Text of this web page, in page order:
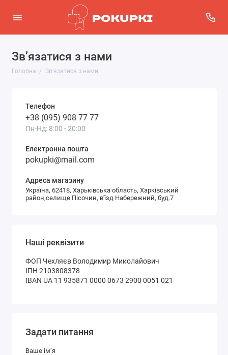
Зв’язатися з нами
Головна Зв’язатися з нами
Телефон
+38 (095) 908 77 77
Пн-Нд: 8:00 - 20:00
Електронна пошта
pokupki@mail.com
Адреса магазину
Україна, 62418, Харьківська область, Харківський
район,селище Пісочин, в'їзд Набережний, буд.7
Наші реквізити
ФОП Чехляєв Володимир Миколайович
ІПН 2103808378
IBAN UA 11 935871 0000 0673 2900 0051 021
Задати питання
Ваше ім’я